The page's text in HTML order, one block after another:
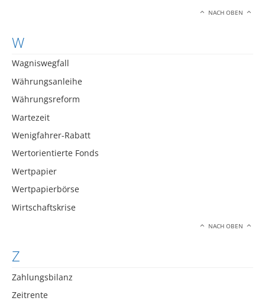
NACH OBEN
W
Wagniswegfall
Währungsanleihe
Währungsreform
Wartezeit
Wenigfahrer-Rabatt
Wertorientierte Fonds
Wertpapier
Wertpapierbörse
Wirtschaftskrise
NACH OBEN
Z
Zahlungsbilanz
Zeitrente